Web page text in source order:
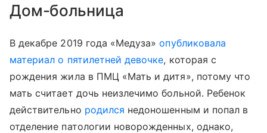
Дом-больница
В декабре 2019 года «Медуза»опубликовала
материал о пятилетней девочке, которая с
рождения жила в ПМЦ «Мать и дитя», потому что
мать считает дочь неизлечимо больной. Ребенок
действительно родился недоношенным и попал в
отделение патологии новорожденных, однако,